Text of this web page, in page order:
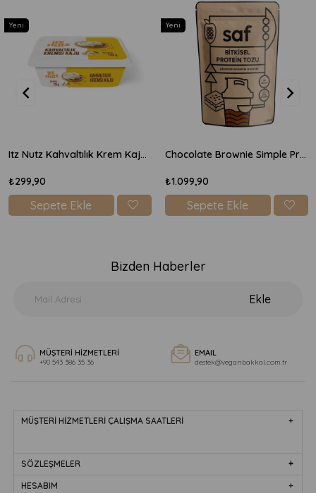
Itz Nutz Kahvaltılık Krem Kaju Peyniri 170gr
₺299,90
Sepete Ekle
Yeni
Chocolate Brownie Simple Protein Mix 600gr
₺1.099,90
Sepete Ekle
Yeni
Bizden Haberler
Ekle
MÜŞTERİ HİZMETLERİ
+90 543 386 35 36
EMAIL
destek@veganbakkal.com.tr
MÜŞTERİ HİZMETLERİ ÇALIŞMA SAATLERİ
SÖZLEŞMELER
HESABIM